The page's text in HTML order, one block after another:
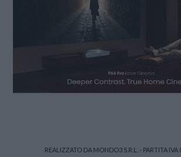
REALIZZATO DA MONDO3 S.R.L. - PARTITA